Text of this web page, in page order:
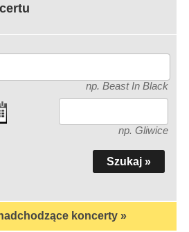
np. Beast In Black
np. Gliwice
koncerty »